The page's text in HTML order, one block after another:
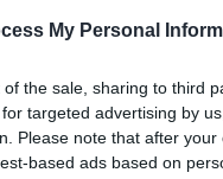
My Personal
the sale, sharing to third
targeted advertising by
Please note that after
based ads based on
Ebben az
Képes az önálló
fejlődik a beszéde
kipróbálja, meddig